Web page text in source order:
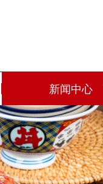
新闻中心